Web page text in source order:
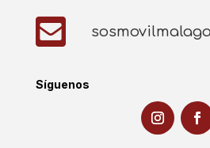

Síguenos